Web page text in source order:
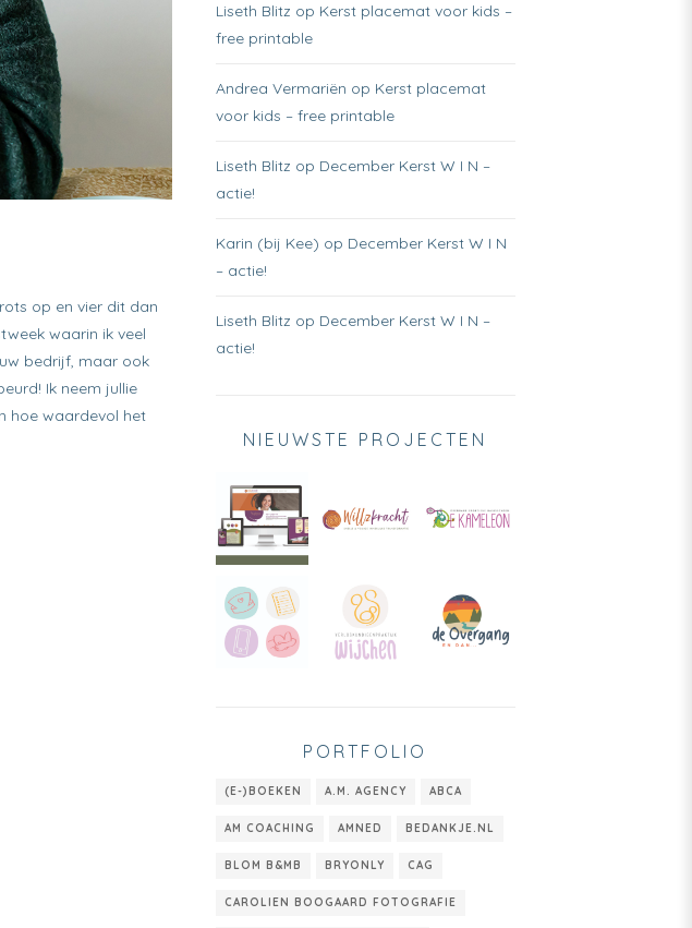
op en vier dit dan
waarin ik veel
bedrijf, maar ook
Ik neem jullie
hoe waardevol het
Liseth Blitz op Kerst placemat voor kids –
free printable
Andrea Vermariën op Kerst placemat
voor kids – free printable
Liseth Blitz op December Kerst W I N –
actie!
Karin (bij Kee) op December Kerst W I N
– actie!
Liseth Blitz op December Kerst W I N –
actie!
NIEUWSTE PROJECTEN
PORTFOLIO
(E-)BOEKEN A.M. AGENCY ABCA
AM COACHING AMNED BEDANKJE.NL
BLOM B&MB BRYONLY CAG
CAROLIEN BOOGAARD FOTOGRAFIE